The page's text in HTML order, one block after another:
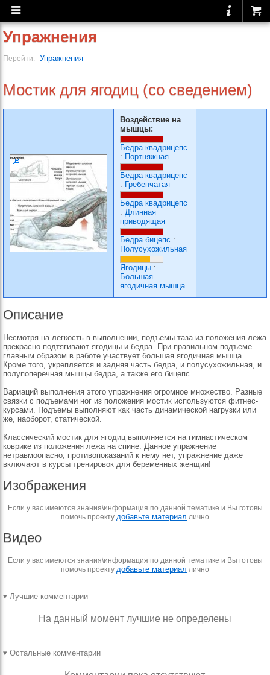
Упражнения
Перейти: Упражнения
Мостик для ягодиц (со сведением)
Воздействие на
мышцы:
Бедра квадрицепс
: Портняжная
Бедра квадрицепс
: Гребенчатая
Бедра квадрицепс
: Длинная
приводящая
Бедра бицепс :
Полусухожильная
Ягодицы :
Большая
ягодичная мышца.
Описание
Несмотря на легкость в выполнении, подъемы таза из положения лежа
прекрасно подтягивают ягодицы и бедра. При правильном подъеме
главным образом в работе участвует большая ягодичная мышца.
Кроме того, укрепляется и задняя часть бедра, и полусухожильная, и
полупоперечная мышцы бедра, а также его бицепс.
Вариаций выполнения этого упражнения огромное множество. Разные
связки с подъемами ног из положения мостик используются фитнес-
курсами. Подъемы выполняют как часть динамической нагрузки или
же, наоборот, статической.
Классический мостик для ягодиц выполняется на гимнастическом
коврике из положения лежа на спине. Данное упражнение
нетравмоопасно, противопоказаний к нему нет, упражнение даже
включают в курсы тренировок для беременных женщин!
Изображения
Если у вас имеются знания\информация по данной тематике и Вы готовы
помочь проекту добавьте материал лично
Видео
Если у вас имеются знания\информация по данной тематике и Вы готовы
помочь проекту добавьте материал лично
▾ Лучшие комментарии
На данный момент лучшие не определены
▾ Остальные комментарии